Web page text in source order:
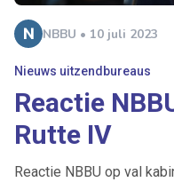
NBBU • 10 juli 2023
Nieuws uitzendbureaus
Reactie
Rutte IV
Reactie NBBU op val